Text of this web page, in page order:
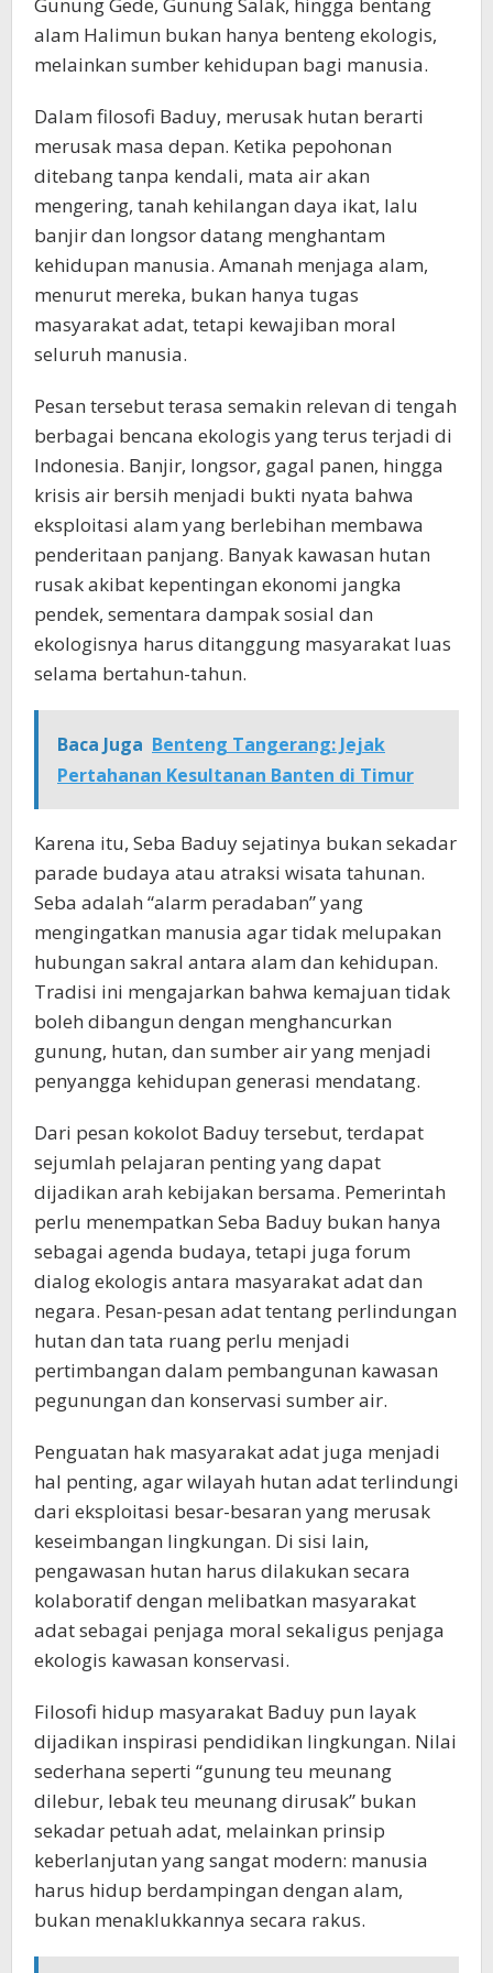
Gunung Gede, Gunung Salak, hingga bentang
alam Halimun bukan hanya benteng ekologis,
melainkan sumber kehidupan bagi manusia.
Dalam filosofi Baduy, merusak hutan berarti
merusak masa depan. Ketika pepohonan
ditebang tanpa kendali, mata air akan
mengering, tanah kehilangan daya ikat, lalu
banjir dan longsor datang menghantam
kehidupan manusia. Amanah menjaga alam,
menurut mereka, bukan hanya tugas
masyarakat adat, tetapi kewajiban moral
seluruh manusia.
Pesan tersebut terasa semakin relevan di tengah
berbagai bencana ekologis yang terus terjadi di
Indonesia. Banjir, longsor, gagal panen, hingga
krisis air bersih menjadi bukti nyata bahwa
eksploitasi alam yang berlebihan membawa
penderitaan panjang. Banyak kawasan hutan
rusak akibat kepentingan ekonomi jangka
pendek, sementara dampak sosial dan
ekologisnya harus ditanggung masyarakat luas
selama bertahun-tahun.
Baca Juga Benteng Tangerang: Jejak
Pertahanan Kesultanan Banten di Timur
Karena itu, Seba Baduy sejatinya bukan sekadar
parade budaya atau atraksi wisata tahunan.
Seba adalah “alarm peradaban” yang
mengingatkan manusia agar tidak melupakan
hubungan sakral antara alam dan kehidupan.
Tradisi ini mengajarkan bahwa kemajuan tidak
boleh dibangun dengan menghancurkan
gunung, hutan, dan sumber air yang menjadi
penyangga kehidupan generasi mendatang.
Dari pesan kokolot Baduy tersebut, terdapat
sejumlah pelajaran penting yang dapat
dijadikan arah kebijakan bersama. Pemerintah
perlu menempatkan Seba Baduy bukan hanya
sebagai agenda budaya, tetapi juga forum
dialog ekologis antara masyarakat adat dan
negara. Pesan-pesan adat tentang perlindungan
hutan dan tata ruang perlu menjadi
pertimbangan dalam pembangunan kawasan
pegunungan dan konservasi sumber air.
Penguatan hak masyarakat adat juga menjadi
hal penting, agar wilayah hutan adat terlindungi
dari eksploitasi besar-besaran yang merusak
keseimbangan lingkungan. Di sisi lain,
pengawasan hutan harus dilakukan secara
kolaboratif dengan melibatkan masyarakat
adat sebagai penjaga moral sekaligus penjaga
ekologis kawasan konservasi.
Filosofi hidup masyarakat Baduy pun layak
dijadikan inspirasi pendidikan lingkungan. Nilai
sederhana seperti “gunung teu meunang
dilebur, lebak teu meunang dirusak” bukan
sekadar petuah adat, melainkan prinsip
keberlanjutan yang sangat modern: manusia
harus hidup berdampingan dengan alam,
bukan menaklukkannya secara rakus.